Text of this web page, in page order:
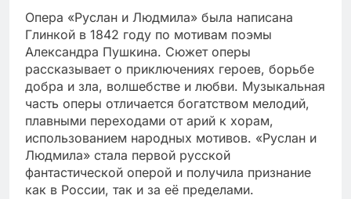
Опера «Руслан и Людмила» была написана
Глинкой в 1842 году по мотивам поэмы
Александра Пушкина. Сюжет оперы
рассказывает о приключениях героев, борьбе
добра и зла, волшебстве и любви. Музыкальная
часть оперы отличается богатством мелодий,
плавными переходами от арий к хорам,
использованием народных мотивов. «Руслан и
Людмила» стала первой русской
фантастической оперой и получила признание
как в России, так и за её пределами.